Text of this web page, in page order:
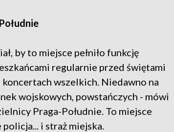
by to miejsce pełniło funkcję
regularnie przed świętami
wszelkich. Niedawno na
wojskowych, powstańczych - mówi
Praga-Południe. To miejsce
i straż miejska.